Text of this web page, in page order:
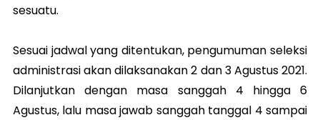
sesuatu.
Sesuai jadwal yang ditentukan, pengumuman seleksi
administrasi akan dilaksanakan 2 dan 3 Agustus 2021.
Dilanjutkan dengan masa sanggah 4 hingga 6
Agustus, lalu masa jawab sanggah tanggal 4 sampai